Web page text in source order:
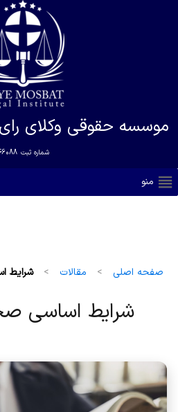
موسسه حقوقی وکلای
شماره ثبت 46088
منو
صفحه اصلی > مقالات > شرایط
شرایط اساسی